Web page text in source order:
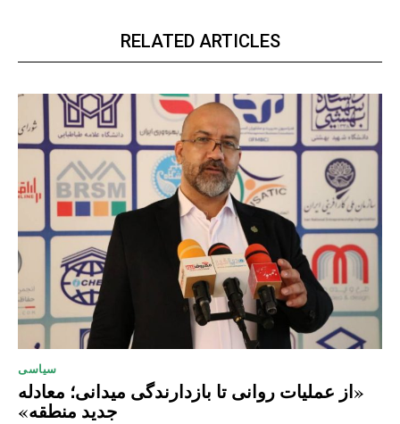
RELATED ARTICLES
سیاسی
«از عملیات روانی تا بازدارندگی میدانی؛ معادله
جدید منطقه»